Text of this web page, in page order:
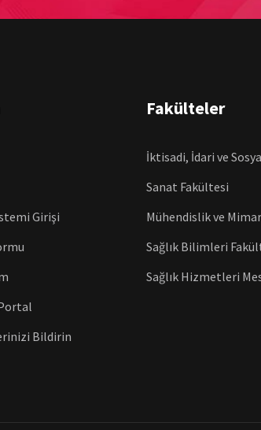
Girişi
Bildirin
Fakülteler
İktisadi, İdari ve
Sanat Fakültesi
Mühendislik ve
Sağlık Bilimleri
Sağlık Hizmetleri